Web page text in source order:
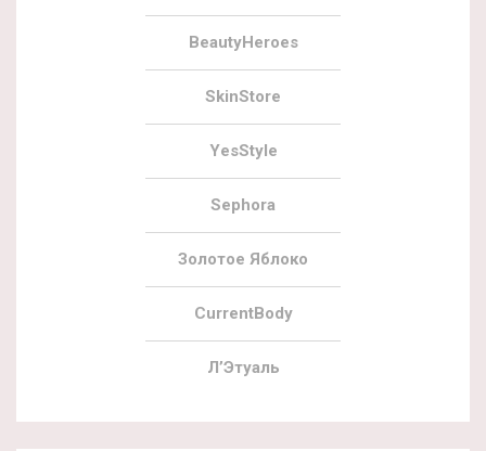
BeautyHeroes
SkinStore
YesStyle
Sephora
Золотое Яблоко
CurrentBody
Л’Этуаль